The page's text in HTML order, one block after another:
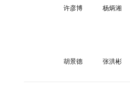
许彦博 杨炳湘
胡景德 张洪彬